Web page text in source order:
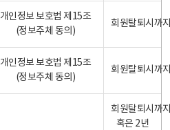
개인정보 보호법 제15조
(정보주체 동의)
회원탈퇴시까
개인정보 보호법 제15조
(정보주체 동의)
회원탈퇴시까
회원탈퇴시까
혹은 2년